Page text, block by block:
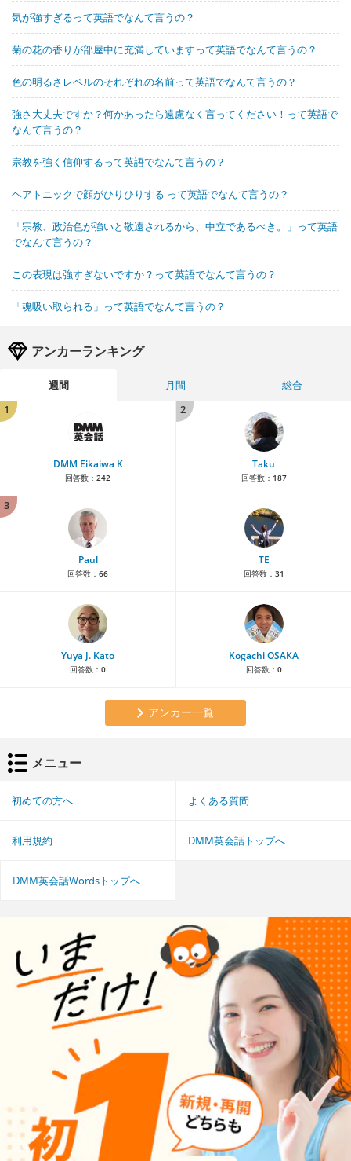
気が強すぎるって英語でなんて言うの？
菊の花の香りが部屋中に充満していますって英語でなんて言うの？
色の明るさレベルのそれぞれの名前って英語でなんて言うの？
強さ大丈夫ですか？何かあったら遠慮なく言ってください！って英語で
なんて言うの？
宗教を強く信仰するって英語でなんて言うの？
ヘアトニックで顔がひりひりする って英語でなんて言うの？
「宗教、政治色が強いと敬遠されるから、中立であるべき。」って英語
でなんて言うの？
この表現は強すぎないですか？って英語でなんて言うの？
「魂吸い取られる」って英語でなんて言うの？
アンカーランキング
週間 月間
総合
1
DMM Eikaiwa K
回答数： 242
2
Taku
回答数： 187
3
Paul
回答数： 66
TE
回答数： 31
Yuya J. Kato
回答数： 0
Kogachi OSAKA
回答数： 0
アンカー一覧
メニュー
初めての方へ よくある質問
利用規約 DMM英会話トップへ
DMM英会話Wordsトップへ